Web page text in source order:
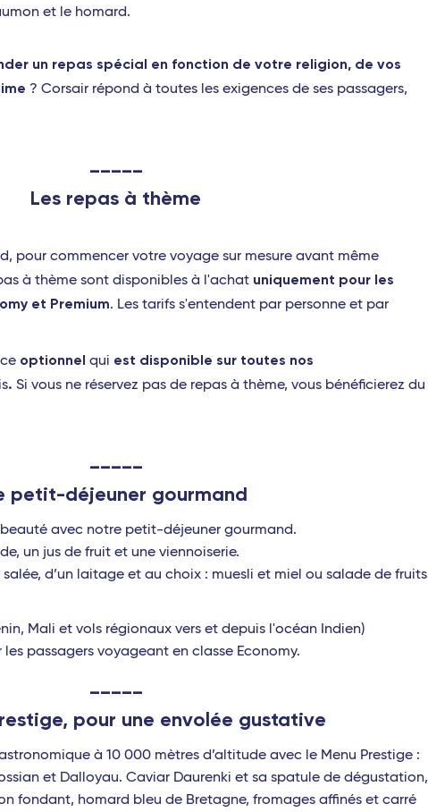
et le homard.
un repas spécial en fonction de votre religion, de vos
? Corsair répond à toutes les exigences de ses passagers,
Les repas à thème
pour commencer votre voyage sur mesure avant même
à thème sont disponibles à l'achat uniquement pour les
et Premium. Les tarifs s'entendent par personne et par
optionnel qui est disponible sur toutes nos
.Si vous ne réservez pas de repas à thème, vous bénéficierez du
petit-déjeuner gourmand
avec notre petit-déjeuner gourmand.
un jus de fruit et une viennoiserie.
d’un laitage et au choix : muesli et miel ou salade de fruits
Mali et vols régionaux vers et depuis l'océan Indien)
passagers voyageant en classe Economy.
pour une envolée gustative
à 10 000 mètres d’altitude avec le Menu Prestige :
et Dalloyau. Caviar Daurenki et sa spatule de dégustation,
fondant, homard bleu de Bretagne, fromages affinés et carré